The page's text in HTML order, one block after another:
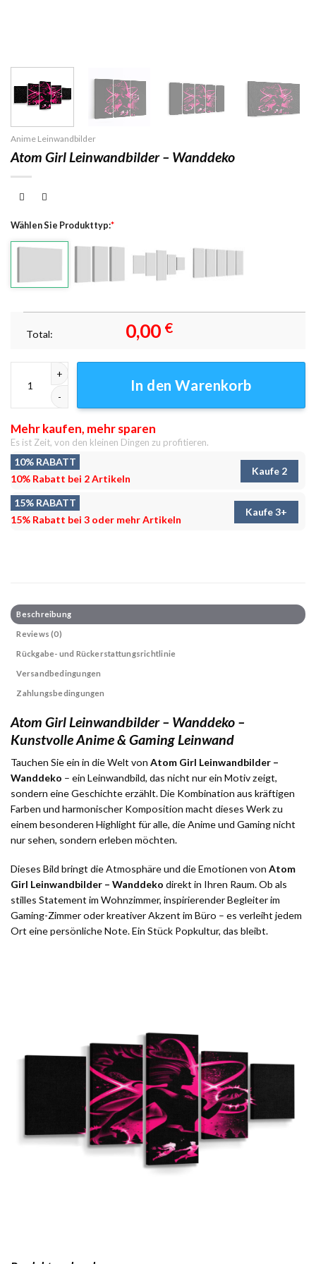
Anime Leinwandbilder
Atom Girl Leinwandbilder – Wanddeko
Wählen Sie Produkttyp:*
Total: 0,00 €
In den Warenkorb
Mehr kaufen, mehr sparen
Es ist Zeit, von den kleinen Dingen zu profitieren.
10% RABATT
10% Rabatt bei 2 Artikeln
Kaufe 2
15% RABATT
15% Rabatt bei 3 oder mehr Artikeln
Kaufe 3+
Beschreibung
Reviews (0)
Rückgabe- und Rückerstattungsrichtlinie
Versandbedingungen
Zahlungsbedingungen
Atom Girl Leinwandbilder – Wanddeko –
Kunstvolle Anime & Gaming Leinwand
Tauchen Sie ein in die Welt von Atom Girl Leinwandbilder –
Wanddeko – ein Leinwandbild, das nicht nur ein Motiv zeigt,
sondern eine Geschichte erzählt. Die Kombination aus kräftigen
Farben und harmonischer Komposition macht dieses Werk zu
einem besonderen Highlight für alle, die Anime und Gaming nicht
nur sehen, sondern erleben möchten.
Dieses Bild bringt die Atmosphäre und die Emotionen von Atom
Girl Leinwandbilder – Wanddeko direkt in Ihren Raum. Ob als
stilles Statement im Wohnzimmer, inspirierender Begleiter im
Gaming-Zimmer oder kreativer Akzent im Büro – es verleiht jedem
Ort eine persönliche Note. Ein Stück Popkultur, das bleibt.